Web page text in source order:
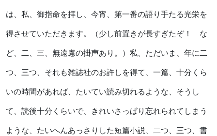
は、私、御指命を拝し、今宵、第一番の語り手たる光栄を
得させていただきます。（少し前置きが長すぎたぞ！ な
ど、二、三、無遠慮の掛声あり。）私、ただいま、年に二
つ、三つ、それも雑誌社のお許しを得て、一篇、十分くら
いの時間があれば、たいてい読み切れるような、そうし
て、読後十分くらいで、きれいさっぱり忘れられてしまう
ような、たいへんあっさりした短篇小説、二つ、三つ、書